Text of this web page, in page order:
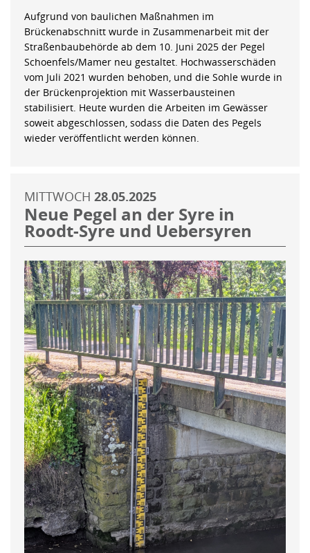
Aufgrund von baulichen Maßnahmen im
Brückenabschnitt wurde in Zusammenarbeit mit der
Straßenbaubehörde ab dem 10. Juni 2025 der Pegel
Schoenfels/Mamer neu gestaltet. Hochwasserschäden
vom Juli 2021 wurden behoben, und die Sohle wurde in
der Brückenprojektion mit Wasserbausteinen
stabilisiert. Heute wurden die Arbeiten im Gewässer
soweit abgeschlossen, sodass die Daten des Pegels
wieder veröffentlicht werden können.
MITTWOCH 28.05.2025
Neue Pegel an der Syre in
Roodt-Syre und Uebersyren